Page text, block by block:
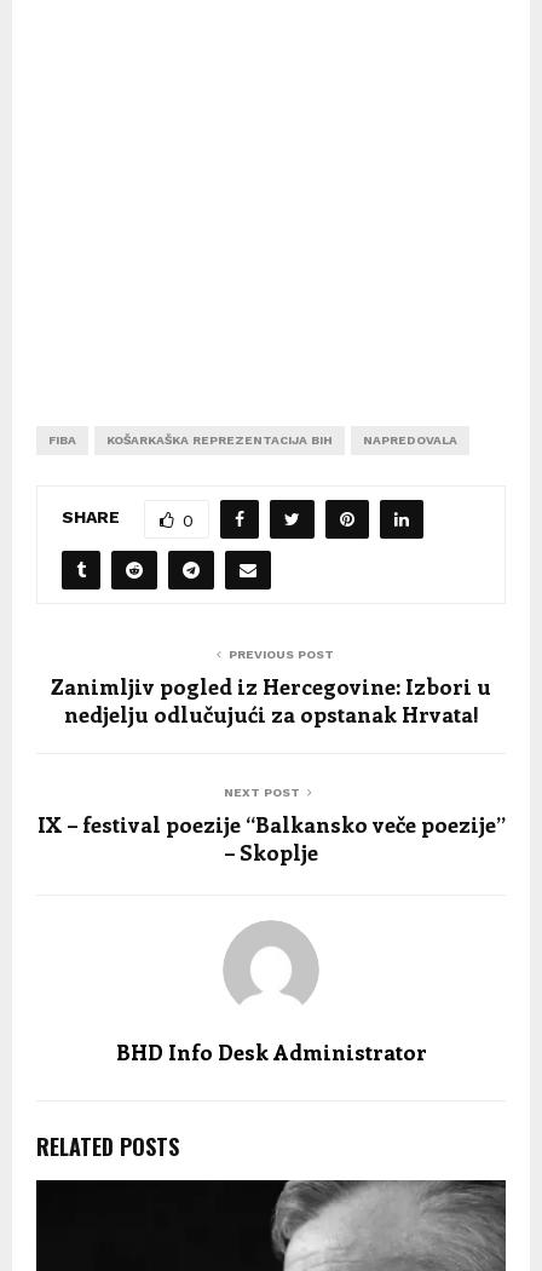
FIBA KOŠARKAŠKA REPREZENTACIJA BIH NAPREDOVALA
SHARE 0
PREVIOUS POST
Zanimljiv pogled iz Hercegovine: Izbori u
nedjelju odlučujući za opstanak Hrvata!
NEXT POST
IX – festival poezije “Balkansko veče poezije”
– Skoplje
BHD Info Desk Administrator
RELATED POSTS